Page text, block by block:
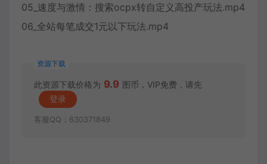
05_速度与激情：搜索ocpx转自定义高投产玩法.mp4
06_全站每笔成交1元以下玩法.mp4
资源下载
此资源下载价格为 9.9 图币，VIP免费，请先
登录
客服QQ：630371849